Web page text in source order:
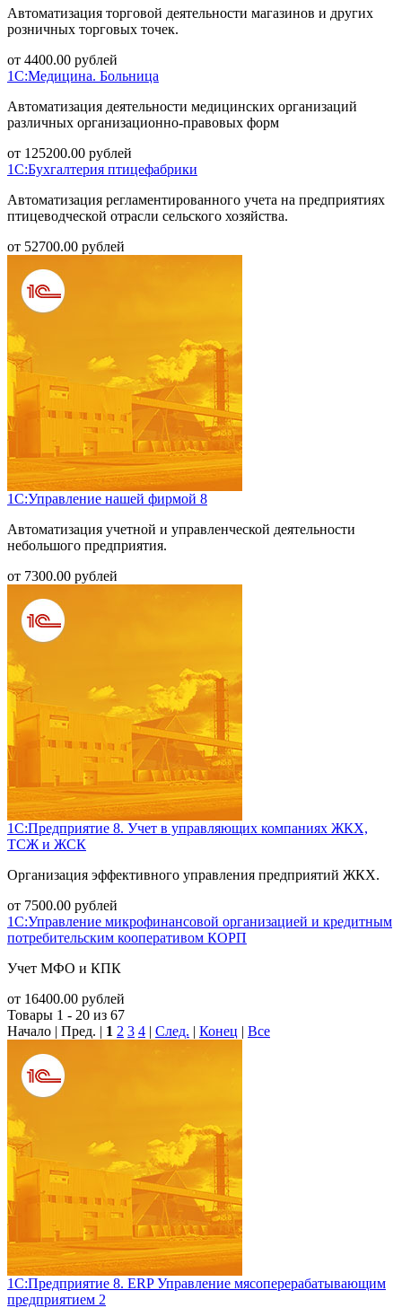
Автоматизация торговой деятельности магазинов и других
розничных торговых точек.
от 4400.00 рублей
1С:Медицина. Больница
Автоматизация деятельности медицинских организаций
различных организационно-правовых форм
от 125200.00 рублей
1С:Бухгалтерия птицефабрики
Автоматизация регламентированного учета на предприятиях
птицеводческой отрасли сельского хозяйства.
от 52700.00 рублей
1С:Управление нашей фирмой 8
Автоматизация учетной и управленческой деятельности
небольшого предприятия.
от 7300.00 рублей
1С:Предприятие 8. Учет в управляющих компаниях ЖКХ,
ТСЖ и ЖСК
Организация эффективного управления предприятий ЖКХ.
от 7500.00 рублей
1С:Управление микрофинансовой организацией и кредитным
потребительским кооперативом КОРП
Учет МФО и КПК
от 16400.00 рублей
Товары 1 - 20 из 67
Начало | Пред. | 1 2 3 4 | След. | Конец | Все
1С:Предприятие 8. ERP Управление мясоперерабатывающим
предприятием 2